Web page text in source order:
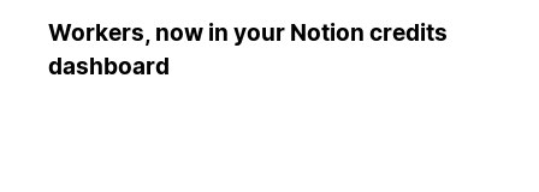
Workers, now in your Notion credits
dashboard